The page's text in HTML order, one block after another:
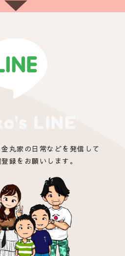
丸家の日常などを発信して
録をお願いします。